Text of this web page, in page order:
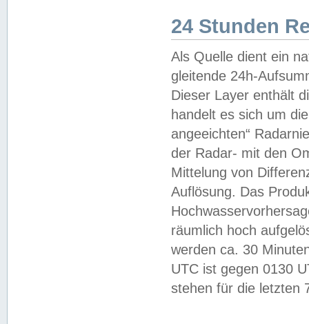
24 Stunden
Als Quelle dient ein
gleitende 24h-
Dieser Layer enthält
handelt es sich um
angeeichten“
der Radar- mit den
Mittelung von
Auflösung. Das
räumlich hoch
werden ca. 30
UTC ist gegen 0130
stehen für die letzten